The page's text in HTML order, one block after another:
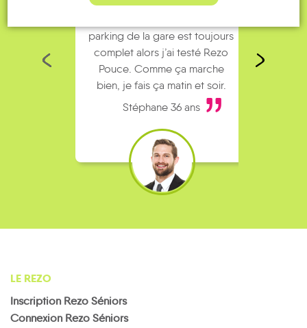
BonvillerBorvilleBréménilBrémoncourt
BurivilleChanteheuxCharmois
Chazelles-
parking de la gare est toujours
complet alors j’ai testé Rezo
Pouce. Comme ça marche
bien, je fais ça matin et soir.
Stéphane 36 ans
LE REZO
Inscription Rezo Séniors
Connexion Rezo Séniors